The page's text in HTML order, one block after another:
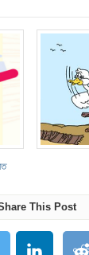
This Post